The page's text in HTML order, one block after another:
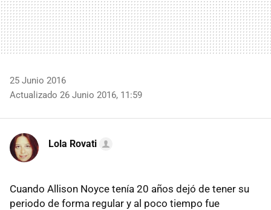
25 Junio 2016
Actualizado 26 Junio 2016, 11:59
Lola Rovati
Cuando Allison Noyce tenía 20 años dejó de tener su
periodo de forma regular y al poco tiempo fue